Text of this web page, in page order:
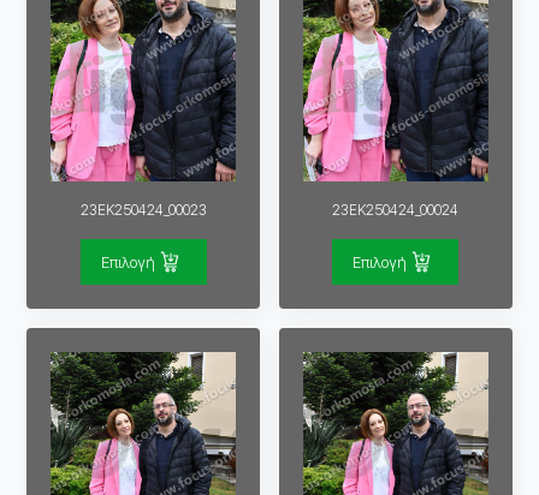
23EK250424_00023
Επιλογή
23EK250424_00024
Επιλογή